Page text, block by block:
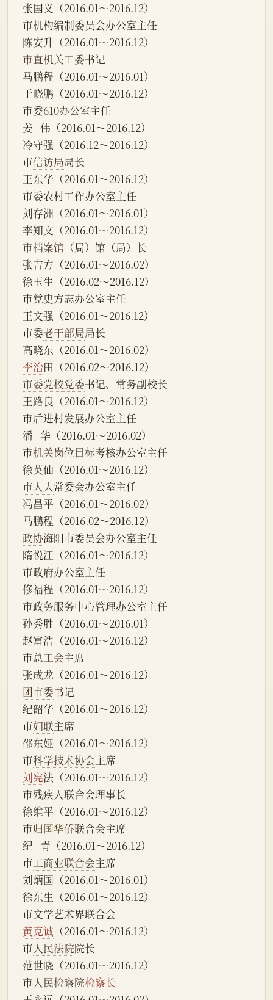
张国义（2016.01～2016.12）
市机构编制委员会办公室主任
陈安升（2016.01～2016.12）
市直机关工委书记
马鹏程（2016.01～2016.01）
于晓鹏（2016.01～2016.12）
市委610办公室主任
姜   伟（2016.01～2016.12）
冷守强（2016.12～2016.12）
市信访局局长
王东华（2016.01～2016.12）
市委农村工作办公室主任
刘存洲（2016.01～2016.01）
李知文（2016.01～2016.12）
市档案馆 （局）馆（局）长
张吉方（2016.01～2016.02）
徐玉生（2016.02～2016.12）
市党史方志办公室主任
王文强（2016.01～2016.12）
市委老干部局局长
高晓东（2016.01～2016.02）
李治田（2016.02～2016.12）
市委党校党委书记、常务副校长
王路良（2016.01～2016.12）
市后进村发展办公室主任
潘   华（2016.01～2016.02）
市机关岗位目标考核办公室主任
徐英仙（2016.01～2016.12）
市人大常委会办公室主任
冯昌平（2016.01～2016.02）
马鹏程（2016.02～2016.12）
政协海阳市委员会办公室主任
隋悦江（2016.01～2016.12）
市政府办公室主任
修福程（2016.01～2016.12）
市政务服务中心管理办公室主任
孙秀胜（2016.01～2016.01）
赵富浩（2016.01～2016.12）
市总工会主席
张成龙（2016.01～2016.12）
团市委书记
纪韶华（2016.01～2016.12）
市妇联主席
邵东娅（2016.01～2016.12）
市科学技术协会主席
刘宪法（2016.01～2016.12）
市残疾人联合会理事长
徐维平（2016.01～2016.12）
市归国华侨联合会主席
纪   青（2016.01～2016.12）
市工商业联合会主席
刘炳国（2016.01～2016.01）
徐东生（2016.01～2016.12）
市文学艺术界联合会
黄克诚 （2016.01～2016.12）
市人民法院院长
范世晓（2016.01～2016.12）
市人民检察院检察长